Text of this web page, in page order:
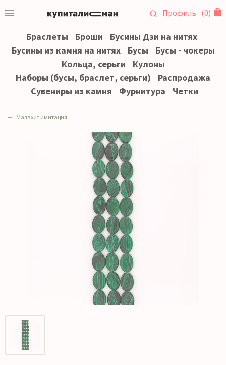
Профиль (0)
Браслеты Броши
Бусины Дзи на нитях
Бусины из камня на нитях
Бусы
Бусы - чокеры
Кольца, серьги
Кулоны
Наборы (бусы, браслет, серьги)
Распродажа
Сувениры из камня
Фурнитура Четки
Малахит имитация